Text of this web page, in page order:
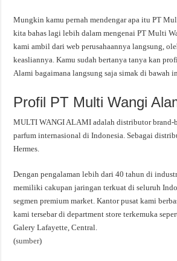
Mungkin kamu pernah mendengar apa itu PT
kita bahas lagi lebih dalam mengenai PT Multi
kami ambil dari web perusahaannya langsung,
keasliannya. Kamu sudah bertanya tanya kan
Alami bagaimana langsung saja simak di bawah
Profil PT Multi Wangi
MULTI WANGI ALAMI adalah distributor brand-
parfum internasional di Indonesia. Sebagai
Hermes.
Dengan pengalaman lebih dari 40 tahun di
memiliki cakupan jaringan terkuat di seluruh
segmen premium market. Kantor pusat kami
kami tersebar di department store terkemuka
Galery Lafayette, Central.
(sumber)